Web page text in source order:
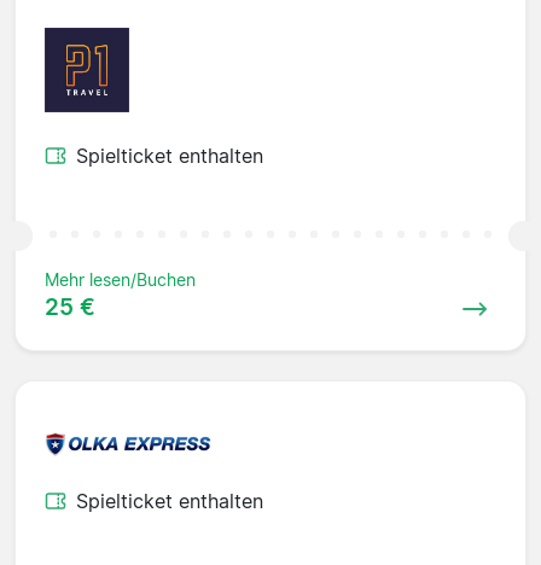
Spielticket enthalten
Mehr lesen/Buchen
25 €
Spielticket enthalten